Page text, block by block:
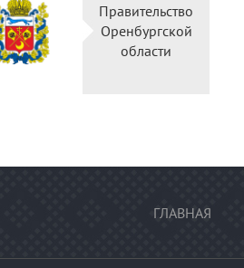
Правительство
Оренбургской
области
ГЛАВНАЯ